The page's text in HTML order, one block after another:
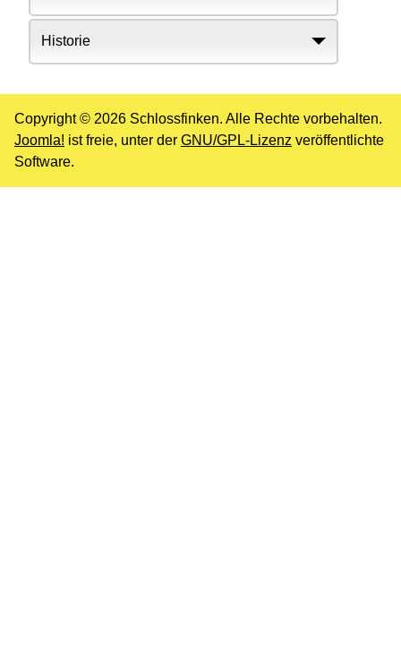
Historie
Copyright © 2026 Schlossfinken. Alle Rechte vorbehalten.
Joomla! ist freie, unter der GNU/GPL-Lizenz veröffentlichte
Software.